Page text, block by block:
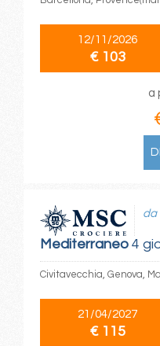
12/11/2026
€ 103
a
Mediterraneo4
da
Civitavecchia, Genova,
21/04/2027
€ 115